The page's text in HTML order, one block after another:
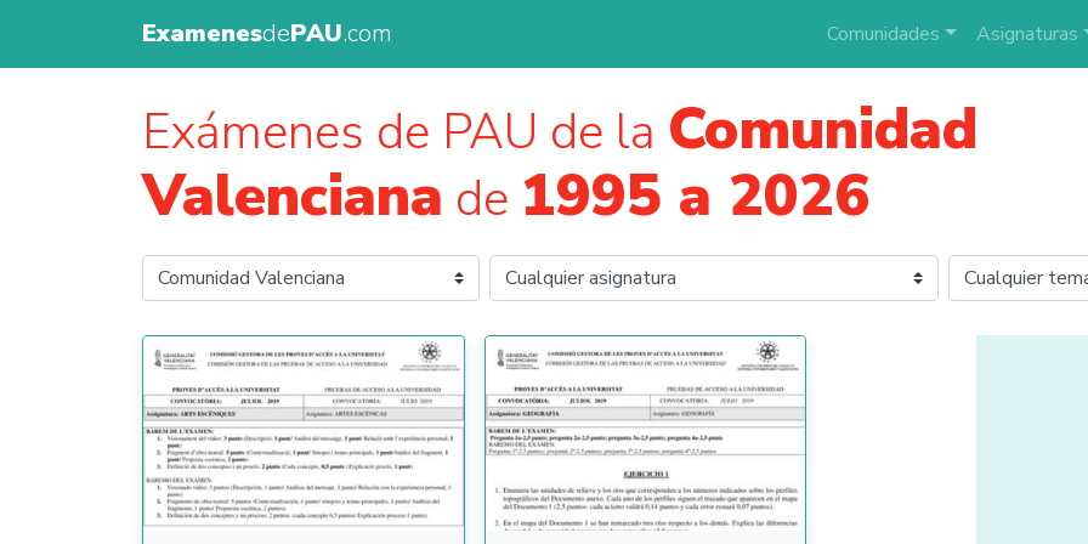
ExamenesdePAU.com Comunidades Asignaturas
Exámenes de PAU de la Comunidad
Valenciana de 1995 a 2026